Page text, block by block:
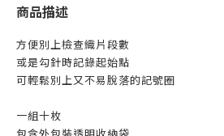
商品描述
方便別上檢查織片段數
或是勾針時記錄起始點
可輕鬆別上又不易脫落的記號圈
一組十枚